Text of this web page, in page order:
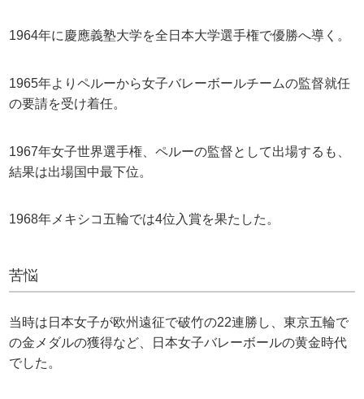
1964年に慶應義塾大学を全日本大学選手権で優勝へ導く。
1965年よりペルーから女子バレーボールチームの監督就任
の要請を受け着任。
1967年女子世界選手権、ペルーの監督として出場するも、
結果は出場国中最下位。
1968年メキシコ五輪では4位入賞を果たした。
苦悩
当時は日本女子が欧州遠征で破竹の22連勝し、東京五輪で
の金メダルの獲得など、日本女子バレーボールの黄金時代
でした。